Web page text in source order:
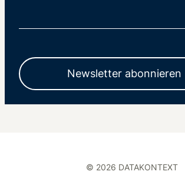
Newsletter abonnieren
© 2026 DATAKONTEXT